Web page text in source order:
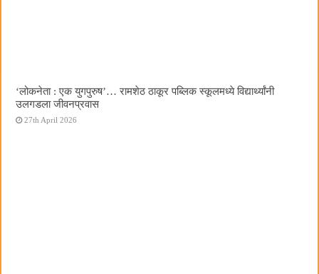
‌‘लोकनेता : एक युगपुरुष‌’… रामशेठ ठाकूर पब्लिक स्कूलमध्ये विद्यार्थ्यांनी
उलगडला जीवनप्रवास
27th April 2026